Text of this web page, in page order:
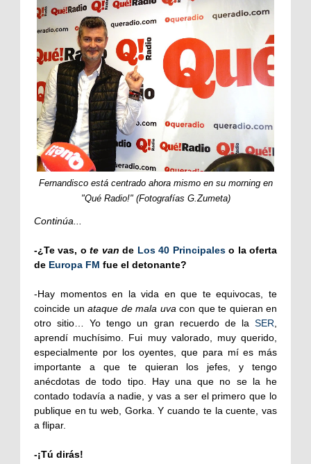
Fernandisco está centrado ahora mismo en su morning en
"Qué Radio!" (Fotografías G.Zumeta)
Continúa...
-¿Te vas, ote van de Los 40 Principaleso la oferta
de Europa FM fue el detonante?
-Hay momentos en la vida en que te equivocas, te
coincide un ataque de mala uvacon que te quieran en
otro sitio… Yo tengo un gran recuerdo de la SER,
aprendí muchísimo. Fui muy valorado, muy querido,
especialmente por los oyentes, que para mí es más
importante a que te quieran los jefes, y tengo
anécdotas de todo tipo. Hay una que no se la he
contado todavía a nadie, y vas a ser el primero que lo
publique en tu web, Gorka. Y cuando te la cuente, vas
a flipar.
-¡Tú dirás!